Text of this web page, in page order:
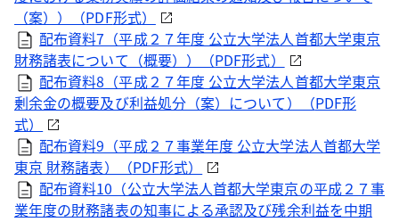
（案））（PDF形式）
配布資料7（平成２７年度 公立大学法人首都大学東京
財務諸表について（概要））（PDF形式）
配布資料8（平成２７年度 公立大学法人首都大学東京
剰余金の概要及び利益処分（案）について）（PDF形
式）
配布資料9（平成２７事業年度 公立大学法人首都大学
東京 財務諸表）（PDF形式）
配布資料10（公立大学法人首都大学東京の平成２７事
業年度の財務諸表の知事による承認及び残余利益を中期